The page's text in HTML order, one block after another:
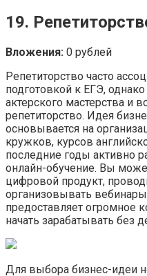
19.
Вложения: 0 рублей
Репетиторство часто
подготовкой к ЕГЭ,
актерского мастерства и
репетиторство. Идея
основывается на
кружков, курсов
последние годы активно
онлайн-обучение. Вы
цифровой продукт,
организовывать
предоставляет огромное
начать зарабатывать без
Для выбора бизнес-идеи